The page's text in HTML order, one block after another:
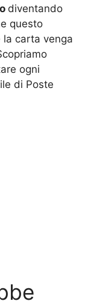
diventando
questo
la carta venga
ogni
di Poste